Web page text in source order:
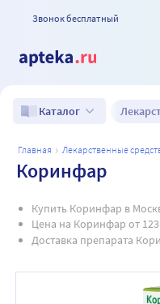
Звонок бесплатный
Каталог
главная лекарственные
Коринфар
Купить Коринфар в
Цена на Коринфар от
Доставка препарата